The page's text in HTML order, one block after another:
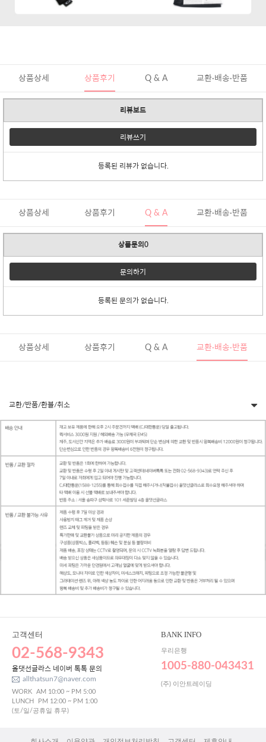
상품상세 상품후기 Q & A 교환·배송·반품
리뷰보드
리뷰쓰기
등록된 리뷰가 없습니다.
상품상세 상품후기 Q & A 교환·배송·반품
상품문의0
문의하기
등록된 문의가 없습니다.
상품상세 상품후기 Q & A 교환·배송·반품
교환/반품/환불/취소
고객센터
02-568-9343
올댓선글라스 네이버 톡톡 문의
allthatsun7@naver.com
WORK
AM 10:00 ~ PM 5:00
LUNCH
PM 12:00 ~ PM 1:00
(토/일/공휴일 휴무)
BANK INFO
우리은행
1005-880-043431
(주) 이안트레이딩